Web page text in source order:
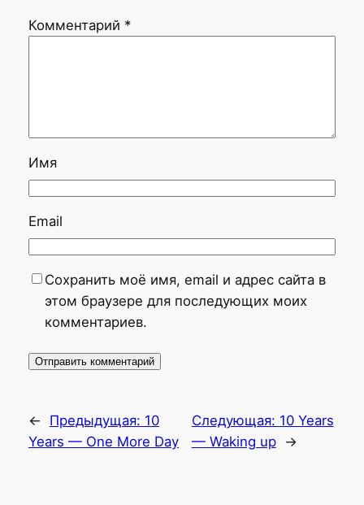
Комментарий *
Имя
Email
Сохранить моё имя, email и адрес сайта в
этом браузере для последующих моих
комментариев.
← Предыдущая: 10
Years — One More Day
Следующая: 10 Years
— Waking up
→